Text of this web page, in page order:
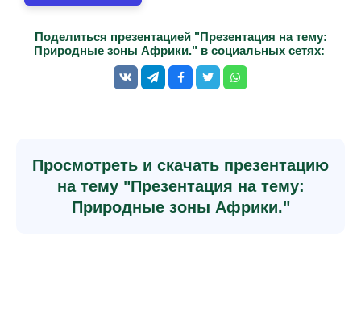
Поделиться презентацией "Презентация на тему:
Природные зоны Африки." в социальных сетях:
Просмотреть и скачать презентацию
на тему "Презентация на тему:
Природные зоны Африки."